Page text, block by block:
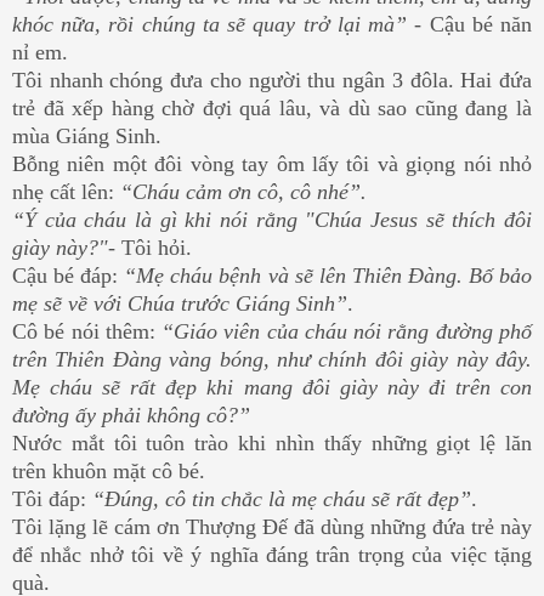
khóc nữa, rồi chúng ta sẽ quay trở lại mà” - Cậu bé năn
nỉ em.
Tôi nhanh chóng đưa cho người thu ngân 3 đôla. Hai đứa
trẻ đã xếp hàng chờ đợi quá lâu, và dù sao cũng đang là
mùa Giáng Sinh.
Bỗng niên một đôi vòng tay ôm lấy tôi và giọng nói nhỏ
nhẹ cất lên: “Cháu cảm ơn cô, cô nhé”.
“Ý của cháu là gì khi nói rằng "Chúa Jesus sẽ thích đôi
giày này?"- Tôi hỏi.
Cậu bé đáp: “Mẹ cháu bệnh và sẽ lên Thiên Đàng. Bố bảo
mẹ sẽ về với Chúa trước Giáng Sinh”.
Cô bé nói thêm: “Giáo viên của cháu nói rằng đường phố
trên Thiên Đàng vàng bóng, như chính đôi giày này đây.
Mẹ cháu sẽ rất đẹp khi mang đôi giày này đi trên con
đường ấy phải không cô?”
Nước mắt tôi tuôn trào khi nhìn thấy những giọt lệ lăn
trên khuôn mặt cô bé.
Tôi đáp: “Đúng, cô tin chắc là mẹ cháu sẽ rất đẹp”.
Tôi lặng lẽ cám ơn Thượng Đế đã dùng những đứa trẻ này
để nhắc nhở tôi về ý nghĩa đáng trân trọng của việc tặng
quà.